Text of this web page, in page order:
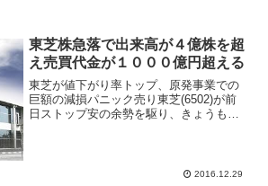
東芝株急落で出来高が４億株を超
え売買代金が１０００億円超える
東芝が値下がり率トップ、原発事業での
巨額の減損パニック売り東芝(6502)が前
日ストップ安の余勢を駆り、きょうも売
2016.12.29